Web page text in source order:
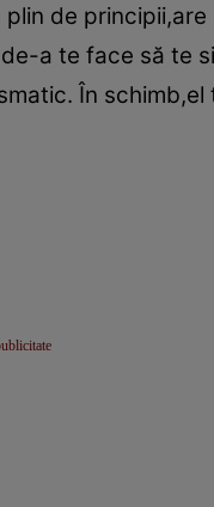
de
a te face să te
În